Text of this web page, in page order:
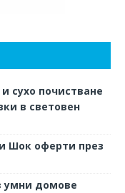
сухо почистване
в световен
Шок оферти през
умни домове